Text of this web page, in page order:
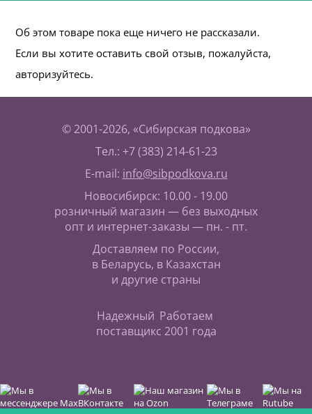
Об этом товаре пока еще ничего не рассказали.
Если вы хотите оставить свой отзыв, пожалуйста,
авторизуйтесь.
© 2001-2026, «Сибирская подкова»
Тел.: +7 (383) 214-61-23
E-mail: info@sibpodkova.ru
Новосибирск: 10.00 - 19.00
розничный магазин — без выходных
опт и интернет-заказы — пн. - пт.
Доставляем по России,
в Беларусь, в Казахстан
и другие страны
Надежный
поставщик
Работаем
с 2001 года